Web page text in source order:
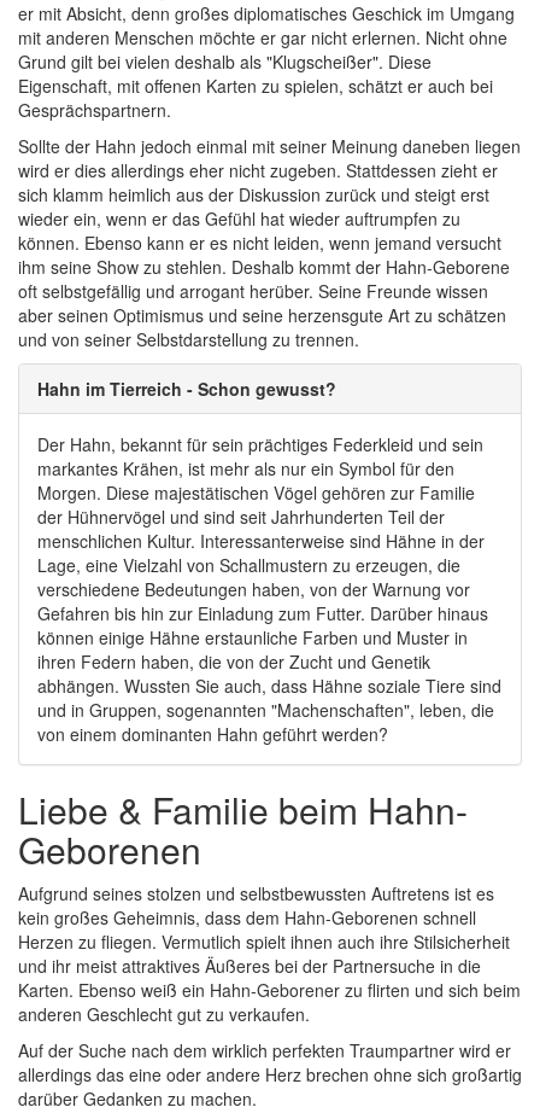
er mit Absicht, denn großes diplomatisches Geschick im Umgang
mit anderen Menschen möchte er gar nicht erlernen. Nicht ohne
Grund gilt bei vielen deshalb als "Klugscheißer". Diese
Eigenschaft, mit offenen Karten zu spielen, schätzt er auch bei
Gesprächspartnern.
Sollte der Hahn jedoch einmal mit seiner Meinung daneben liegen
wird er dies allerdings eher nicht zugeben. Stattdessen zieht er
sich klamm heimlich aus der Diskussion zurück und steigt erst
wieder ein, wenn er das Gefühl hat wieder auftrumpfen zu
können. Ebenso kann er es nicht leiden, wenn jemand versucht
ihm seine Show zu stehlen. Deshalb kommt der Hahn-Geborene
oft selbstgefällig und arrogant herüber. Seine Freunde wissen
aber seinen Optimismus und seine herzensgute Art zu schätzen
und von seiner Selbstdarstellung zu trennen.
Hahn im Tierreich - Schon gewusst?
Der Hahn, bekannt für sein prächtiges Federkleid und sein
markantes Krähen, ist mehr als nur ein Symbol für den
Morgen. Diese majestätischen Vögel gehören zur Familie
der Hühnervögel und sind seit Jahrhunderten Teil der
menschlichen Kultur. Interessanterweise sind Hähne in der
Lage, eine Vielzahl von Schallmustern zu erzeugen, die
verschiedene Bedeutungen haben, von der Warnung vor
Gefahren bis hin zur Einladung zum Futter. Darüber hinaus
können einige Hähne erstaunliche Farben und Muster in
ihren Federn haben, die von der Zucht und Genetik
abhängen. Wussten Sie auch, dass Hähne soziale Tiere sind
und in Gruppen, sogenannten "Machenschaften", leben, die
von einem dominanten Hahn geführt werden?
Liebe & Familie beim Hahn-
Geborenen
Aufgrund seines stolzen und selbstbewussten Auftretens ist es
kein großes Geheimnis, dass dem Hahn-Geborenen schnell
Herzen zu fliegen. Vermutlich spielt ihnen auch ihre Stilsicherheit
und ihr meist attraktives Äußeres bei der Partnersuche in die
Karten. Ebenso weiß ein Hahn-Geborener zu flirten und sich beim
anderen Geschlecht gut zu verkaufen.
Auf der Suche nach dem wirklich perfekten Traumpartner wird er
allerdings das eine oder andere Herz brechen ohne sich großartig
darüber Gedanken zu machen.